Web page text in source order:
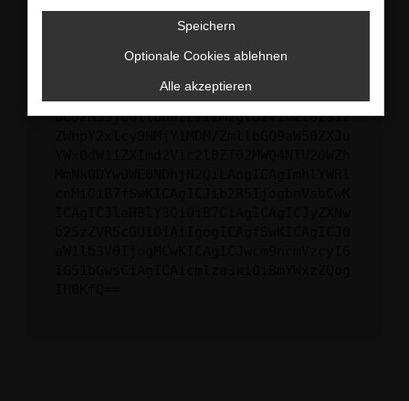
CiAgImNvbmZpZyI6IHsKICAgICJtZXRob2Qi
OiAiR0VUIiwKICAgICJ1cmwiOiAiaHR0cHM6
Ly9hcGkueC5ha3MtcHJvZC5hdWRhcmlzLm5l
dC92MS9jbGllbnRzLzIzMzgvd2Vic2l0ZS12
Speichern
Optionale Cookies ablehnen
Alle akzeptieren